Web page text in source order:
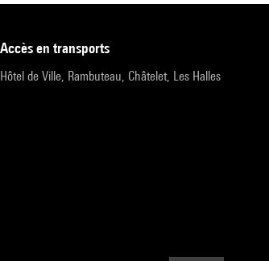
accès en transports
Hôtel de Ville, Rambuteau, Châtelet, Les Halles